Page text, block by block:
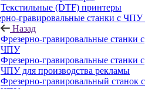
Текстильные (DTF) принтеры
гравировальные станки с ЧПУ
Назад
Фрезерно-гравировальные станки с
ЧПУ
Фрезерно-гравировальные станки с
ЧПУ для производства рекламы
Фрезерно-гравировальный станок с